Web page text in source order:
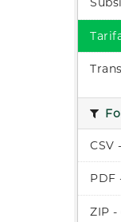
CSV -
PDF
ZIP -